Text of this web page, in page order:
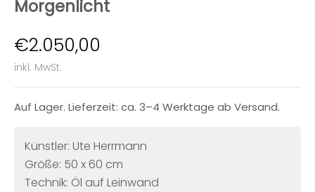
Morgenlicht
Angebot
€2.050,00
inkl. MwSt.
Auf Lager. Lieferzeit: ca. 3–4 Werktage ab Versand.
Künstler: Ute Herrmann
Größe: 50 x 60 cm
Technik: Öl auf Leinwand